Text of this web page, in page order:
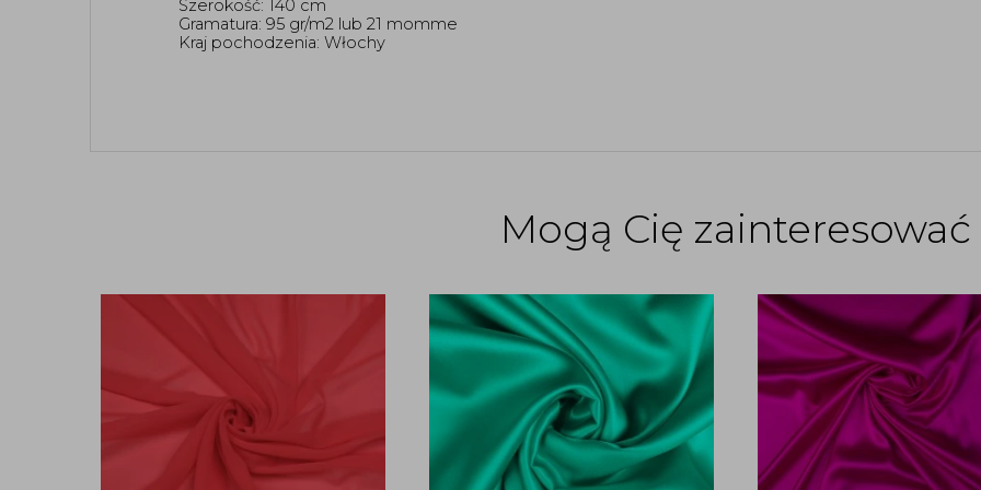
Szerokość: 140 cm
Gramatura: 95 gr/m2 lub 21 momme
Kraj pochodzenia: Włochy
Mogą Cię zainteresować